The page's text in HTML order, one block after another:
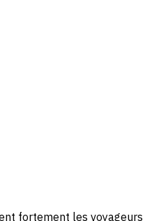
fortement les